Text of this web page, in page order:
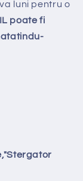
luni pentru o
poate fi